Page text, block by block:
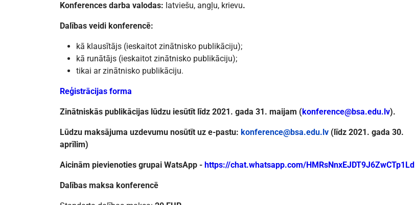
Konferences darba valodas: latviešu, angļu, krievu.
Dalības veidi konferencē:
kā klausītājs (ieskaitot zinātnisko publikāciju);
kā runātājs (ieskaitot zinātnisko publikāciju);
tikai ar zinātnisko publikāciju.
Reģistrācijas forma
Zinātniskās publikācijas lūdzu iesūtīt līdz 2021. gada 31. maijam (konference@bsa.edu.lv).
Lūdzu maksājuma uzdevumu nosūtīt uz e-pastu: konference@bsa.edu.lv (līdz 2021. gada 30.
aprīlim)
Aicinām pievienoties grupai WatsApp - https://chat.whatsapp.com/HMRsNnxEJDT9J6ZwCTp1Ld
Dalības maksa konferencē